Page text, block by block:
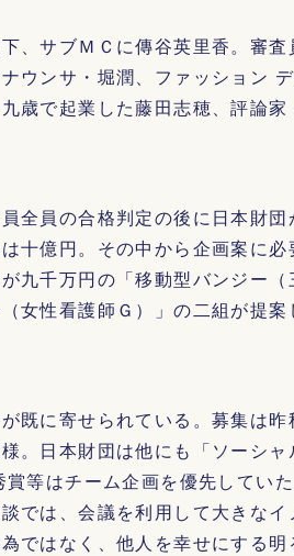
、サブＭＣに傳谷英里香。審査
ウンサ・堀潤、ファッション
歳で起業した藤田志穂、評論
全員の合格判定の後に日本財団
十億円。その中から企画案に必
九千万円の「移動型バンジー（
女性看護師Ｇ）」の二組が提案
既に寄せられている。募集は昨
。日本財団は他にも「ソーシャ
等はチーム企画を優先してい
では、会議を利用して大きなイ
ではなく、他人を幸せにする明